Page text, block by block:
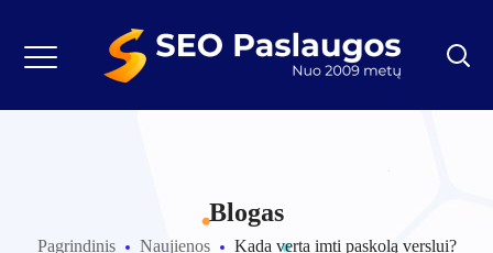
Blogas
Pagrindinis Naujienos Kada verta imti paskolą verslui?